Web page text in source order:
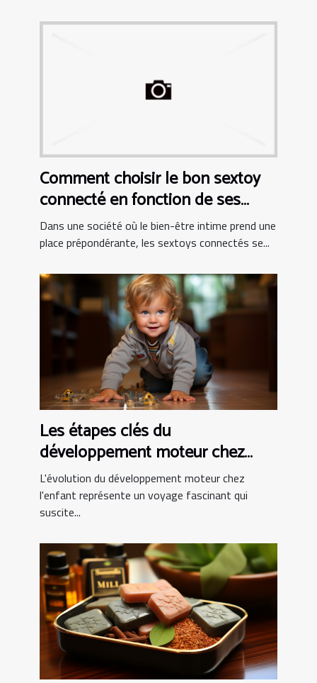
Comment choisir le bon sextoy
connecté en fonction de ses
besoins personnels
Dans une société où le bien-être intime prend une
place prépondérante, les sextoys connectés se...
Les étapes clés du
développement moteur chez
l'enfant
L'évolution du développement moteur chez
l'enfant représente un voyage fascinant qui
suscite...